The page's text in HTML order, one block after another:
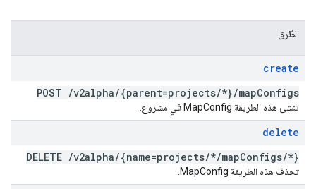
الطُرق
create
POST /v2alpha/{parent=projects/*}/mapConfigs
تنشئ هذه الطريقة MapConfig في مشروع.
delete
DELETE /v2alpha/{name=projects/*/mapConfigs/*}
تحذف هذه الطريقة MapConfig.